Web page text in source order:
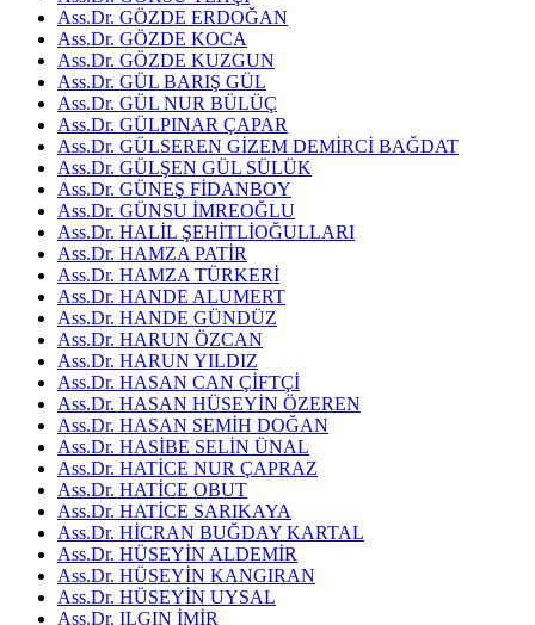
Ass.Dr. GÖZDE ERDOĞAN
Ass.Dr. GÖZDE KOCA
Ass.Dr. GÖZDE KUZGUN
Ass.Dr. GÜL BARIŞ GÜL
Ass.Dr. GÜL NUR BÜLÜÇ
Ass.Dr. GÜLPINAR ÇAPAR
Ass.Dr. GÜLSEREN GİZEM DEMİRCİ BAĞDAT
Ass.Dr. GÜLŞEN GÜL SÜLÜK
Ass.Dr. GÜNEŞ FİDANBOY
Ass.Dr. GÜNSU İMREOĞLU
Ass.Dr. HALİL ŞEHİTLİOĞULLARI
Ass.Dr. HAMZA PATİR
Ass.Dr. HAMZA TÜRKERİ
Ass.Dr. HANDE ALUMERT
Ass.Dr. HANDE GÜNDÜZ
Ass.Dr. HARUN ÖZCAN
Ass.Dr. HARUN YILDIZ
Ass.Dr. HASAN CAN ÇİFTÇİ
Ass.Dr. HASAN HÜSEYİN ÖZEREN
Ass.Dr. HASAN SEMİH DOĞAN
Ass.Dr. HASİBE SELİN ÜNAL
Ass.Dr. HATİCE NUR ÇAPRAZ
Ass.Dr. HATİCE OBUT
Ass.Dr. HATİCE SARIKAYA
Ass.Dr. HİCRAN BUĞDAY KARTAL
Ass.Dr. HÜSEYİN ALDEMİR
Ass.Dr. HÜSEYİN KANGIRAN
Ass.Dr. HÜSEYİN UYSAL
Ass.Dr. ILGIN İMİR